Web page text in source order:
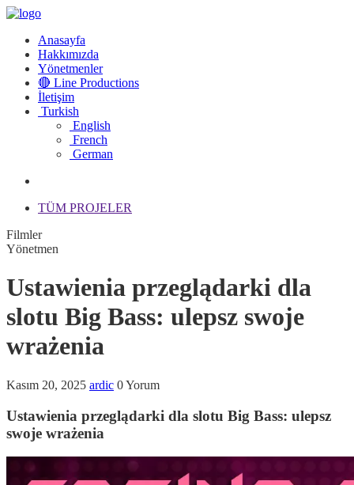
Anasayfa
Hakkımızda
Yönetmenler
🔴 Line Productions
İletişim
Turkish
English
French
German
TÜM PROJELER
Filmler
Yönetmen
Ustawienia przeglądarki dla
slotu Big Bass: ulepsz swoje
wrażenia
Kasım 20, 2025 ardic 0 Yorum
Ustawienia przeglądarki dla slotu Big Bass: ulepsz
swoje wrażenia